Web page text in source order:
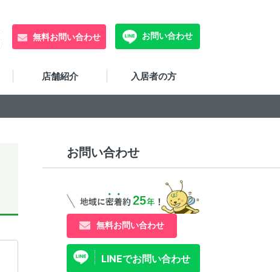
無料お問い合わせ お問い合わせ
店舗紹介 入居者の方
お問い合わせ
無料お問い合わせ
LINEでお問い合わせ